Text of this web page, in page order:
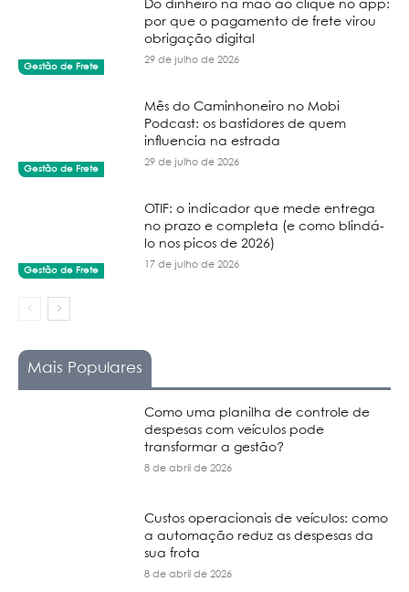
Gestão de Frete
Do dinheiro na mão ao clique no app:
por que o pagamento de frete virou
obrigação digital
29 de julho de 2026
Gestão de Frete
Mês do Caminhoneiro no Mobi
Podcast: os bastidores de quem
influencia na estrada
29 de julho de 2026
Gestão de Frete
OTIF: o indicador que mede entrega
no prazo e completa (e como blindá-
lo nos picos de 2026)
17 de julho de 2026
Mais Populares
Como uma planilha de controle de
despesas com veículos pode
transformar a gestão?
8 de abril de 2026
Custos operacionais de veículos: como
a automação reduz as despesas da
sua frota
8 de abril de 2026